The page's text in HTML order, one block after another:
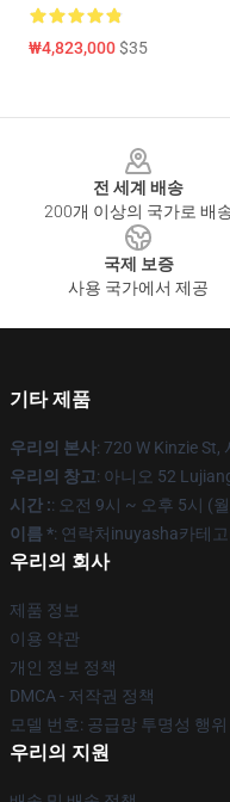
₩4,823,000$35
전 세계 배송
200개 이상의 국가로 배
국제 보증
사용 국가에서 제공
기타 제품
우리의 본사: 720 W Kinzie
우리의 창고: 아니오 52
시간 :: 오전 9시 ~ 오후 5시 (
이름 *: 연락처inuyasha카테고
우리의 회사
제품 정보
이용 약관
개인 정보 정책
DMCA - 저작권 정책
모델 번호: 공급망 투명성 행위
우리의 지원